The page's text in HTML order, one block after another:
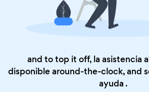
and to top it off, la asistencia
disponible around-the-clock, and
ayuda .